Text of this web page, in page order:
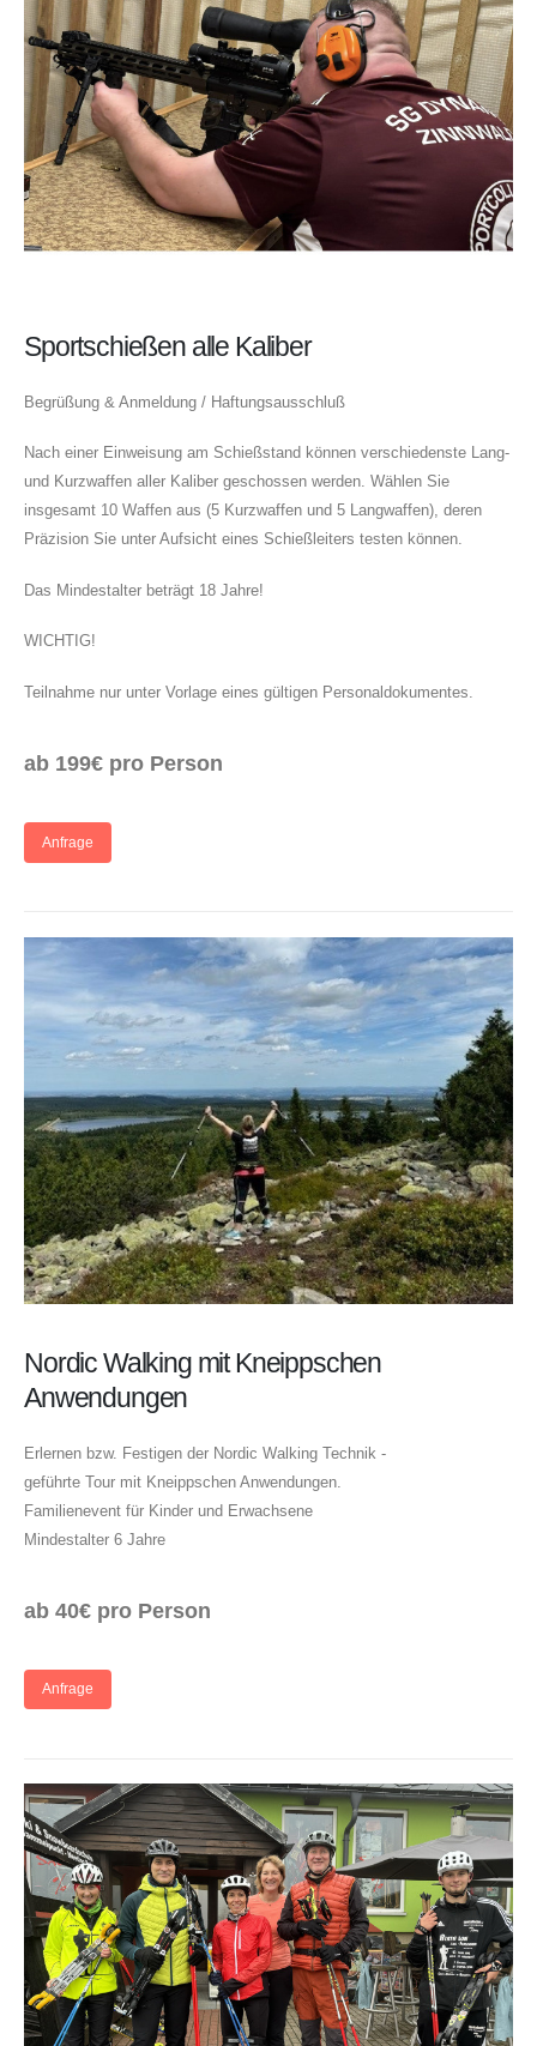
Sportschießen alle Kaliber
Begrüßung & Anmeldung / Haftungsausschluß
Nach einer Einweisung am Schießstand können verschiedenste Lang-
und Kurzwaffen aller Kaliber geschossen werden. Wählen Sie
insgesamt 10 Waffen aus (5 Kurzwaffen und 5 Langwaffen), deren
Präzision Sie unter Aufsicht eines Schießleiters testen können.
Das Mindestalter beträgt 18 Jahre!
WICHTIG!
Teilnahme nur unter Vorlage eines gültigen Personaldokumentes.
ab 199€ pro Person
Anfrage
Nordic Walking mit Kneippschen
Anwendungen
Erlernen bzw. Festigen der Nordic Walking Technik -
geführte Tour mit Kneippschen Anwendungen.
Familienevent für Kinder und Erwachsene
Mindestalter 6 Jahre
ab 40€ pro Person
Anfrage